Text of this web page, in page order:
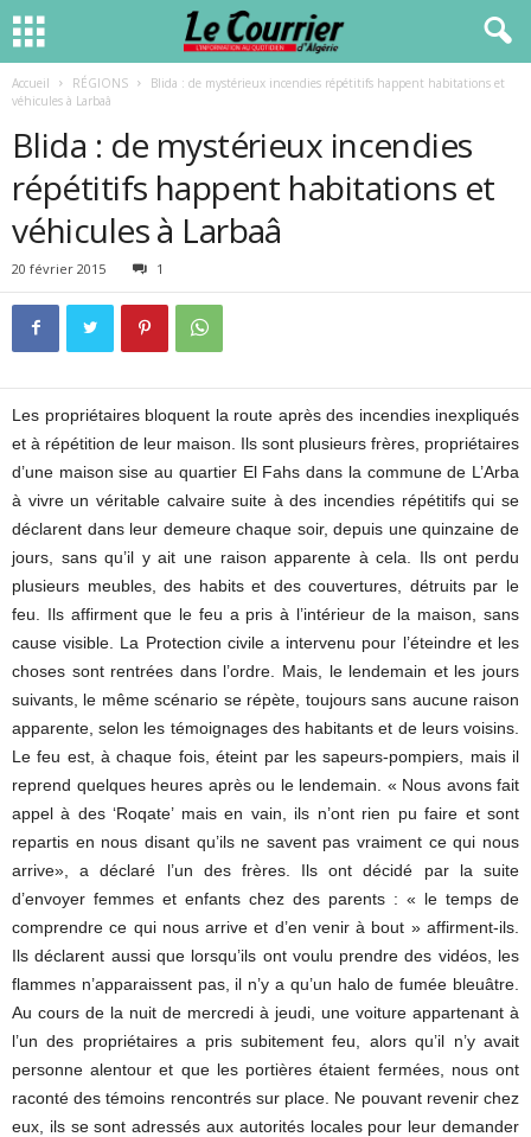
Accueil RÉGIONS
Blida : de mystérieux incendies répétitifs happent habitations et
véhicules à Larbaâ
Blida : de mystérieux incendies
répétitifs happent habitations et
véhicules à Larbaâ
20 février 2015 1
Les propriétaires bloquent la route après des incendies inexpliqués
et à répétition de leur maison. Ils sont plusieurs frères, propriétaires
d’une maison sise au quartier El Fahs dans la commune de L’Arba
à vivre un véritable calvaire suite à des incendies répétitifs qui se
déclarent dans leur demeure chaque soir, depuis une quinzaine de
jours, sans qu’il y ait une raison apparente à cela. Ils ont perdu
plusieurs meubles, des habits et des couvertures, détruits par le
feu. Ils affirment que le feu a pris à l’intérieur de la maison, sans
cause visible. La Protection civile a intervenu pour l’éteindre et les
choses sont rentrées dans l’ordre. Mais, le lendemain et les jours
suivants, le même scénario se répète, toujours sans aucune raison
apparente, selon les témoignages des habitants et de leurs voisins.
Le feu est, à chaque fois, éteint par les sapeurs-pompiers, mais il
reprend quelques heures après ou le lendemain. « Nous avons fait
appel à des ‘Roqate’ mais en vain, ils n’ont rien pu faire et sont
repartis en nous disant qu’ils ne savent pas vraiment ce qui nous
arrive», a déclaré l’un des frères. Ils ont décidé par la suite
d’envoyer femmes et enfants chez des parents : « le temps de
comprendre ce qui nous arrive et d’en venir à bout » affirment-ils.
Ils déclarent aussi que lorsqu’ils ont voulu prendre des vidéos, les
flammes n’apparaissent pas, il n’y a qu’un halo de fumée bleuâtre.
Au cours de la nuit de mercredi à jeudi, une voiture appartenant à
l’un des propriétaires a pris subitement feu, alors qu’il n’y avait
personne alentour et que les portières étaient fermées, nous ont
raconté des témoins rencontrés sur place. Ne pouvant revenir chez
eux, ils se sont adressés aux autorités locales pour leur demander